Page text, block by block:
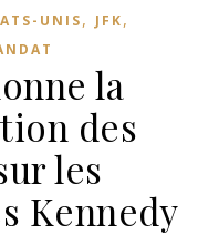
UNIS, JFK,
la
des
les
Kennedy